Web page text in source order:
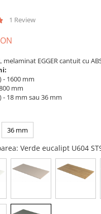
1 Review
melaminat EGGER cantuit cu
- 1600 mm
mm
- 18 mm sau 36 mm
36 mm
: Verde eucalipt U604